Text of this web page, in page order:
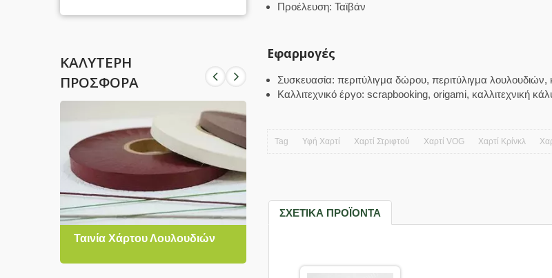
ΚΑΛΎΤΕΡΗ
ΠΡΟΣΦΟΡΆ
Ταινία Χάρτου Λουλουδιών
Προέλευση: Ταϊβάν
Εφαρμογές
Συσκευασία: περιτύλιγμα δώρου, περιτύλιγμα λουλουδιών,
Καλλιτεχνικό έργο: scrapbooking, origami, καλλιτεχνική
Tag Υφή Χαρτί Χαρτί Στριφτού Χαρτί VOG Χαρτί Κρίνκλ
ΣΧΕΤΙΚΆ ΠΡΟΪΌΝΤΑ